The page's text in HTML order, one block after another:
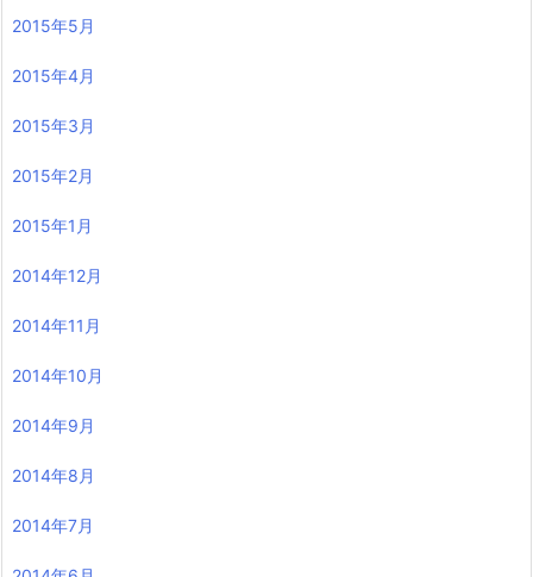
2015年5月
2015年4月
2015年3月
2015年2月
2015年1月
2014年12月
2014年11月
2014年10月
2014年9月
2014年8月
2014年7月